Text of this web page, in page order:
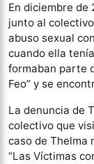
En diciembre de
junto al
abuso sexual
cuando ella
formaban parte
Feo” y se
La denuncia de
colectivo que
caso de Thelma
“Las Víctimas